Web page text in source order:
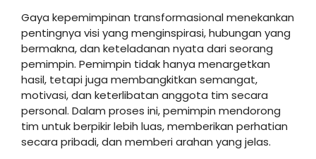
Gaya kepemimpinan transformasional menekankan
pentingnya visi yang menginspirasi, hubungan yang
bermakna, dan keteladanan nyata dari seorang
pemimpin. Pemimpin tidak hanya menargetkan
hasil, tetapi juga membangkitkan semangat,
motivasi, dan keterlibatan anggota tim secara
personal. Dalam proses ini, pemimpin mendorong
tim untuk berpikir lebih luas, memberikan perhatian
secara pribadi, dan memberi arahan yang jelas.